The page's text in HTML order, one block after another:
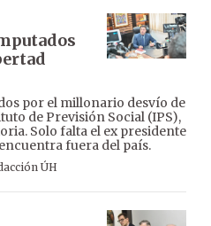
por el millonario desvío de
de Previsión Social (IPS),
Solo falta el ex presidente
fuera del país.
ÚH